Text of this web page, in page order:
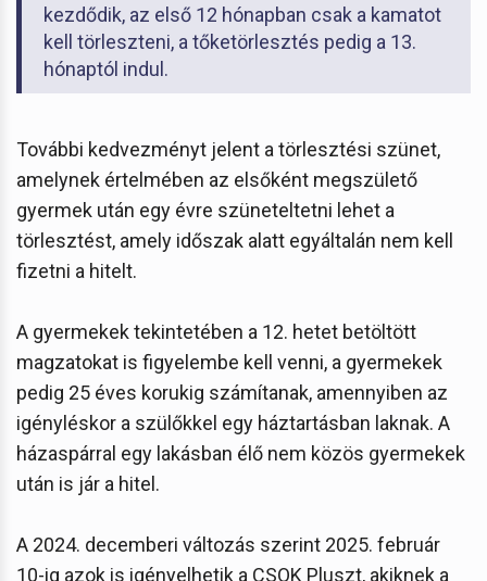
kezdődik, az első 12 hónapban csak a kamatot
kell törleszteni, a tőketörlesztés pedig a 13.
hónaptól indul.
További kedvezményt jelent a törlesztési szünet,
amelynek értelmében az elsőként megszülető
gyermek után egy évre szüneteltetni lehet a
törlesztést, amely időszak alatt egyáltalán nem kell
fizetni a hitelt.
A gyermekek tekintetében a 12. hetet betöltött
magzatokat is figyelembe kell venni, a gyermekek
pedig 25 éves korukig számítanak, amennyiben az
igényléskor a szülőkkel egy háztartásban laknak. A
házaspárral egy lakásban élő nem közös gyermekek
után is jár a hitel.
A 2024. decemberi változás szerint 2025. február
10-ig azok is igényelhetik a CSOK Pluszt, akiknek a